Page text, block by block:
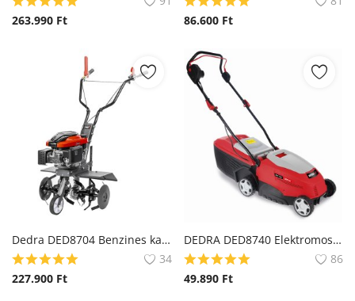
263.990 Ft
86.600 Ft
Dedra DED8704 Benzines kapálógép 2700W
34
227.900 Ft
DEDRA DED8740 Elektromos fűnyíró Garden, vágási szélesség 32 cm
86
49.890 Ft